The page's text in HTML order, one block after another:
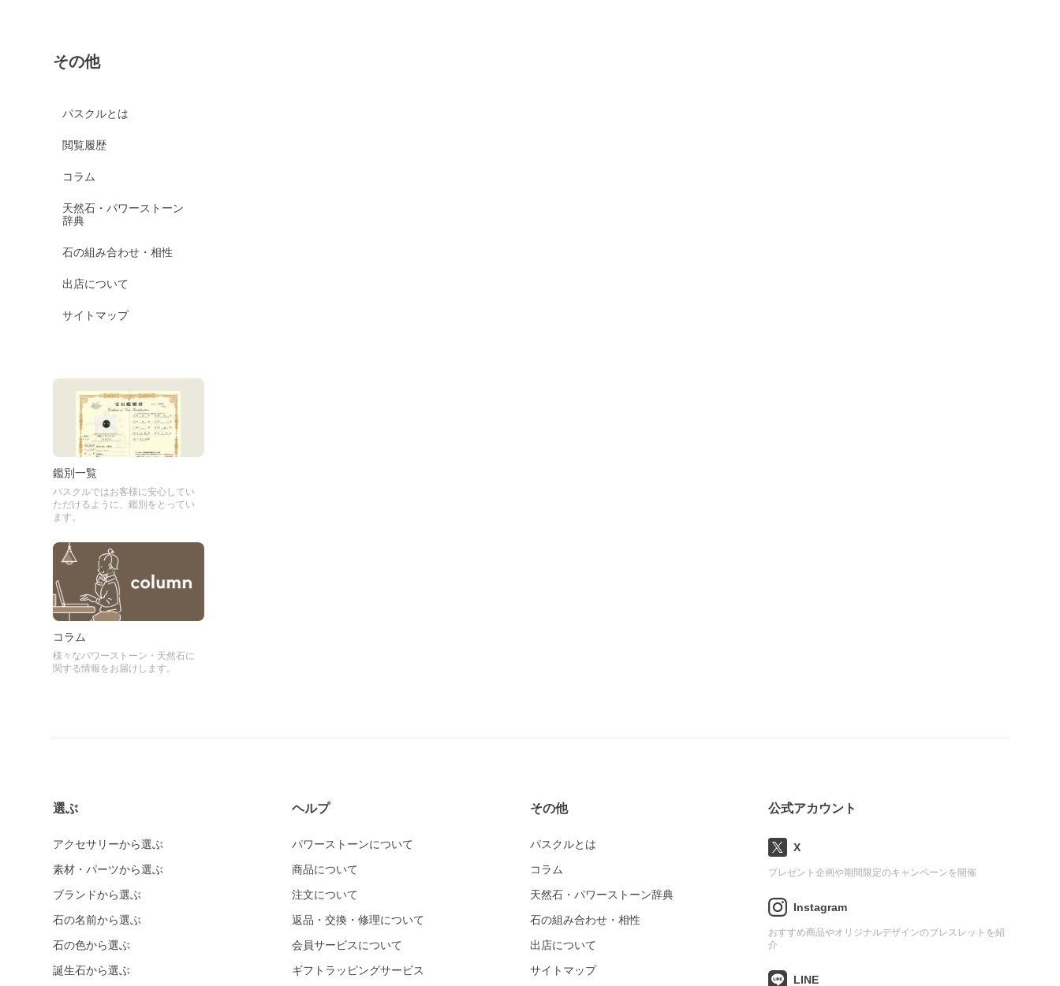
その他
パスクルとは
閲覧履歴
コラム
天然石・パワーストーン
辞典
石の組み合わせ・相性
出店について
サイトマップ
鑑別一覧
パスクルではお客様に安心してい
ただけるように、鑑別をとってい
ます。
コラム
様々なパワーストーン・天然石に
関する情報をお届けします。
選ぶ
アクセサリーから選ぶ
素材・パーツから選ぶ
ブランドから選ぶ
石の名前から選ぶ
石の色から選ぶ
誕生石から選ぶ
ヘルプ
パワーストーンについて
商品について
注文について
返品・交換・修理について
会員サービスについて
ギフトラッピングサービス
その他
パスクルとは
コラム
天然石・パワーストーン辞典
石の組み合わせ・相性
出店について
サイトマップ
公式アカウント
X
プレゼント企画や期間限定のキャンペーンを開催
Instagram
おすすめ商品やオリジナルデザインのブレスレットを紹
介
LINE